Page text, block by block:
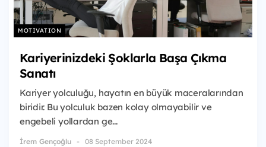
MOTIVATION
Kariyerinizdeki Şoklarla Başa Çıkma
Sanatı
Kariyer yolculuğu, hayatın en büyük maceralarından
biridir. Bu yolculuk bazen kolay olmayabilir ve
engebeli yollardan ge...
İrem Gençoğlu 08 September 2024